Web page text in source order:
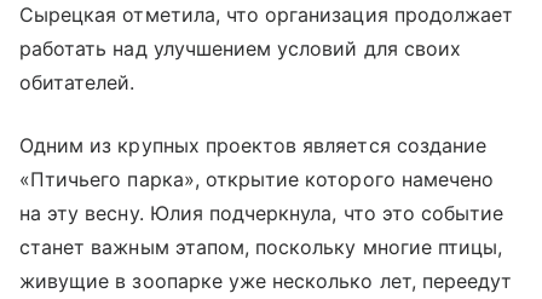
Сырецкая отметила, что организация продолжает
работать над улучшением условий для своих
обитателей.
Одним из крупных проектов является создание
«Птичьего парка», открытие которого намечено
на эту весну. Юлия подчеркнула, что это событие
станет важным этапом, поскольку многие птицы,
живущие в зоопарке уже несколько лет, переедут